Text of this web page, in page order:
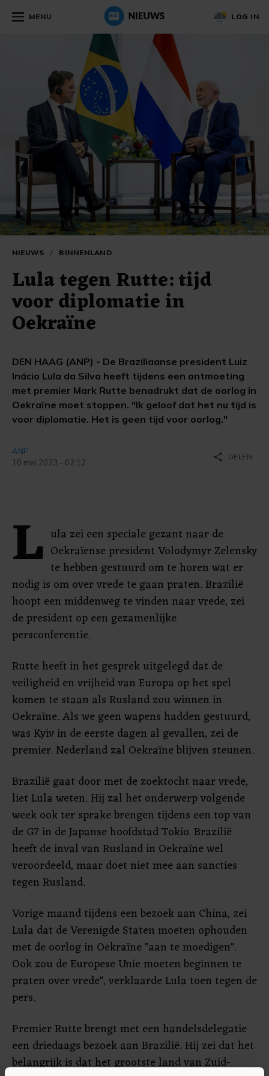
MENU LOG IN
NIEUWS / BINNENLAND
Lula tegen Rutte: tijd
voor diplomatie in
Oekraïne
DEN HAAG (ANP) - De Braziliaanse president Luiz
Inácio Lula da Silva heeft tijdens een ontmoeting
met premier Mark Rutte benadrukt dat de oorlog in
Oekraïne moet stoppen. "Ik geloof dat het nu tijd is
voor diplomatie. Het is geen tijd voor oorlog."
ANP
10 mei 2023 - 02:12
share DELEN
L ula zei een speciale gezant naar de
Oekraïense president Volodymyr Zelensky
te hebben gestuurd om te horen wat er
nodig is om over vrede te gaan praten. Brazilië
hoopt een middenweg te vinden naar vrede, zei
de president op een gezamenlijke
persconferentie.
Rutte heeft in het gesprek uitgelegd dat de
veiligheid en vrijheid van Europa op het spel
komen te staan als Rusland zou winnen in
Oekraïne. Als we geen wapens hadden gestuurd,
was Kyiv in de eerste dagen al gevallen, zei de
premier. Nederland zal Oekraïne blijven steunen.
Brazilië gaat door met de zoektocht naar vrede,
liet Lula weten. Hij zal het onderwerp volgende
week ook ter sprake brengen tijdens een top van
de G7 in de Japanse hoofdstad Tokio. Brazilië
heeft de inval van Rusland in Oekraïne wel
veroordeeld, maar doet niet mee aan sancties
tegen Rusland.
Vorige maand tijdens een bezoek aan China, zei
Lula dat de Verenigde Staten moeten ophouden
met de oorlog in Oekraïne "aan te moedigen".
Ook zou de Europese Unie moeten beginnen te
praten over vrede", verklaarde Lula toen tegen de
pers.
Premier Rutte brengt met een handelsdelegatie
een driedaags bezoek aan Brazilië. Hij zei dat het
belangrijk is dat het grootste land van Zuid-